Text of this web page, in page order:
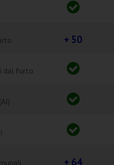
+ 50
dal furto
+ 64